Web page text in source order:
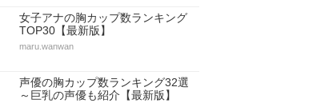
女子アナの胸カップ数ランキング
TOP30【最新版】
maru.wanwan
声優の胸カップ数ランキング32選
～巨乳の声優も紹介【最新版】